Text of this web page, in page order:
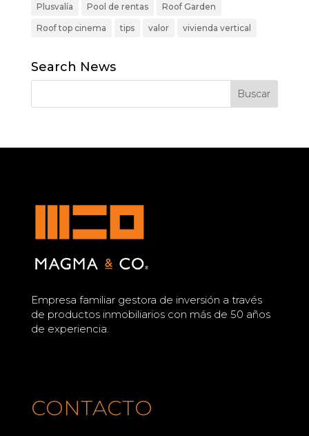
Plusvalía Pool de rentas Roof Garden
Roof top cinema tips valor vivienda vertical
Search News
Empresa familiar gestora de inversión a través
de productos inmobiliarios con más de 50 años
de experiencia.
CONTACTO